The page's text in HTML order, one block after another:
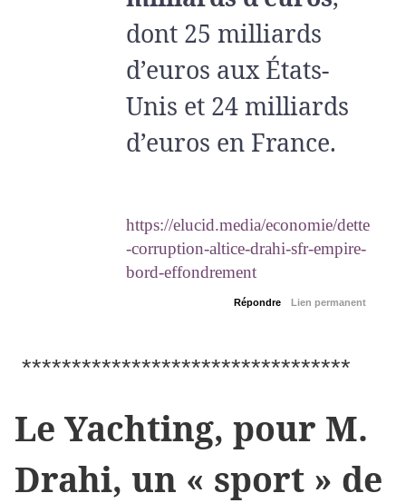
dont 25 milliards
d’euros aux États-
Unis et 24 milliards
d’euros en France.
https://elucid.media/economie/dette
-corruption-altice-drahi-sfr-empire-
bord-effondrement
Répondre Lien permanent
*********************************
Le Yachting, pour M.
Drahi, un « sport » de